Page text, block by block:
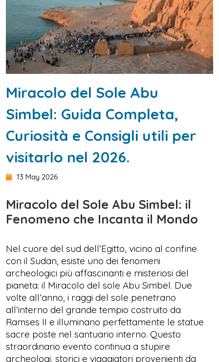
Miracolo del Sole Abu
Simbel: Guida Completa,
Curiosità e Consigli utili per
visitarlo nel 2026.
13 May 2026
Miracolo del Sole Abu Simbel: il
Fenomeno che Incanta il Mondo
Nel cuore del sud dell’Egitto, vicino al confine
con il Sudan, esiste uno dei fenomeni
archeologici più affascinanti e misteriosi del
pianeta: il Miracolo del sole Abu Simbel. Due
volte all’anno, i raggi del sole penetrano
all’interno del grande tempio costruito da
Ramses II e illuminano perfettamente le statue
sacre poste nel santuario interno. Questo
straordinario evento continua a stupire
archeologi, storici e viaggiatori provenienti da